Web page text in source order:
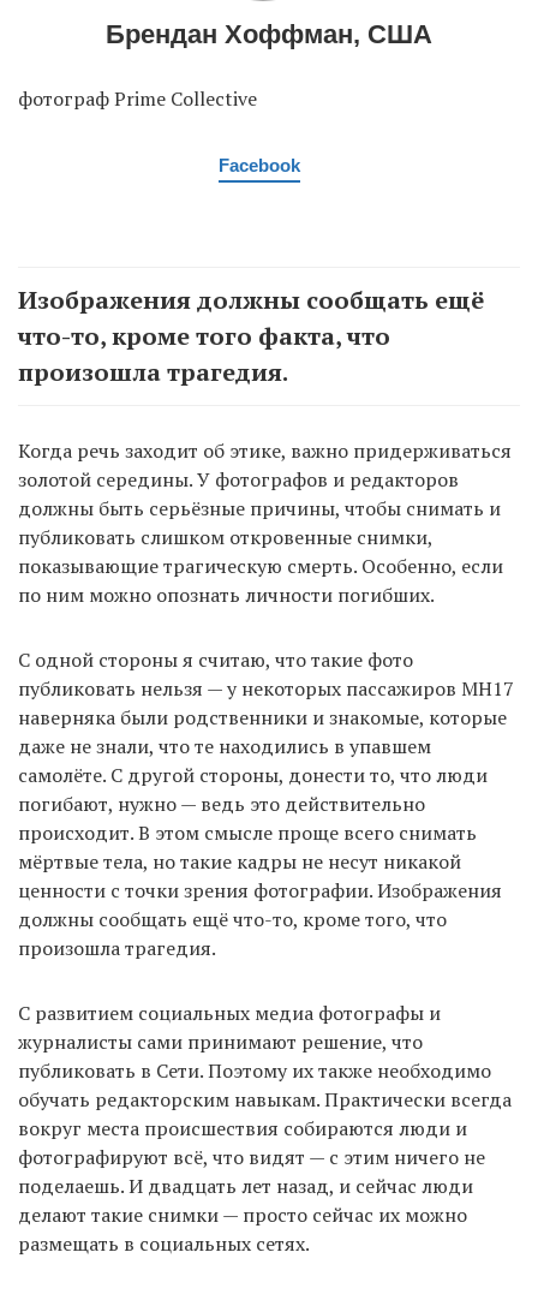
Брендан Хоффман, США
фотограф Prime Collective
Facebook
Изображения должны сообщать ещё
что-то, кроме того факта, что
произошла трагедия.
Когда речь заходит об этике, важно придерживаться
золотой середины. У фотографов и редакторов
должны быть серьёзные причины, чтобы снимать и
публиковать слишком откровенные снимки,
показывающие трагическую смерть. Особенно, если
по ним можно опознать личности погибших.
С одной стороны я считаю, что такие фото
публиковать нельзя — у некоторых пассажиров MH17
наверняка были родственники и знакомые, которые
даже не знали, что те находились в упавшем
самолёте. С другой стороны, донести то, что люди
погибают, нужно — ведь это действительно
происходит. В этом смысле проще всего снимать
мёртвые тела, но такие кадры не несут никакой
ценности с точки зрения фотографии. Изображения
должны сообщать ещё что-то, кроме того, что
произошла трагедия.
С развитием социальных медиа фотографы и
журналисты сами принимают решение, что
публиковать в Сети. Поэтому их также необходимо
обучать редакторским навыкам. Практически всегда
вокруг места происшествия собираются люди и
фотографируют всё, что видят — с этим ничего не
поделаешь. И двадцать лет назад, и сейчас люди
делают такие снимки — просто сейчас их можно
размещать в социальных сетях.